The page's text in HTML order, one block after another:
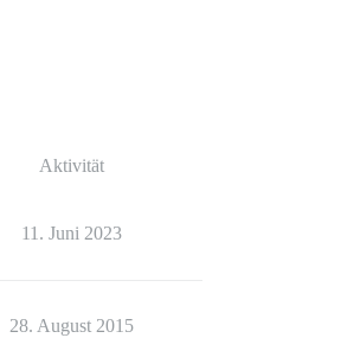
Aktivität
11. Juni 2023
28. August 2015